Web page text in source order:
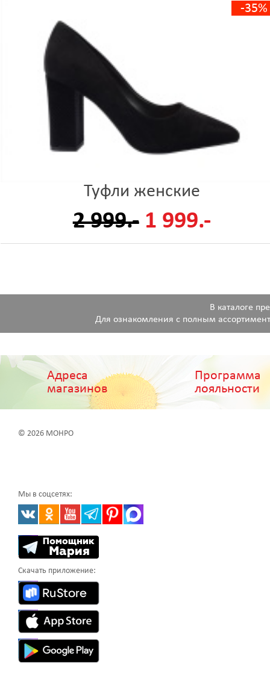
-35%
Туфли женские
2 999.- 1 999.-
В каталоге
Для ознакомления с полным
Адреса
магазинов
Программа
лояльности
© 2026 МОНРО
Мы в соцсетях:
Скачать приложение: